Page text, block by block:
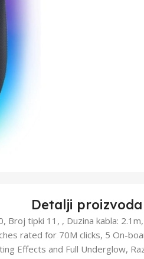
Detalji proizvoda
Broj tipki 11, , Duzina kabla:
rated for 70M clicks, 5 On-
Effects and Full Underglow,